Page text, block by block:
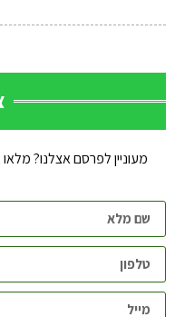
מעוניין לפרסם אצלנו?